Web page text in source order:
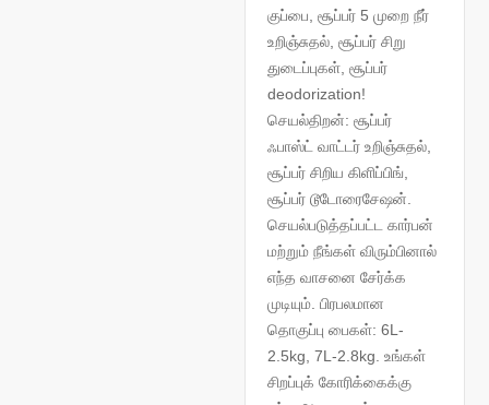
குப்பை, சூப்பர் 5 முறை நீர்
உறிஞ்சுதல், சூப்பர் சிறு
துடைப்புகள், சூப்பர்
deodorization!
செயல்திறன்: சூப்பர்
ஃபாஸ்ட் வாட்டர் உறிஞ்சுதல்,
சூப்பர் சிறிய கிளிப்பிங்,
சூப்பர் டூடோரைசேஷன்.
செயல்படுத்தப்பட்ட கார்பன்
மற்றும் நீங்கள் விரும்பினால்
எந்த வாசனை சேர்க்க
முடியும். பிரபலமான
தொகுப்பு பைகள்: 6L-
2.5kg, 7L-2.8kg. உங்கள்
சிறப்புக் கோரிக்கைக்கு